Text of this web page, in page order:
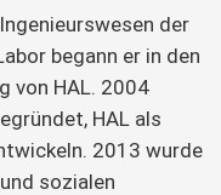
der
begann er in den
von HAL. 2004
HAL als
2013 wurde
sozialen